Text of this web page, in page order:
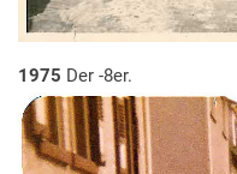
1975 Der -8er.